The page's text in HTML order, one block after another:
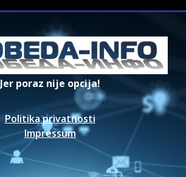
Jer poraz nije opcija!
Politika privatnosti
Impressum